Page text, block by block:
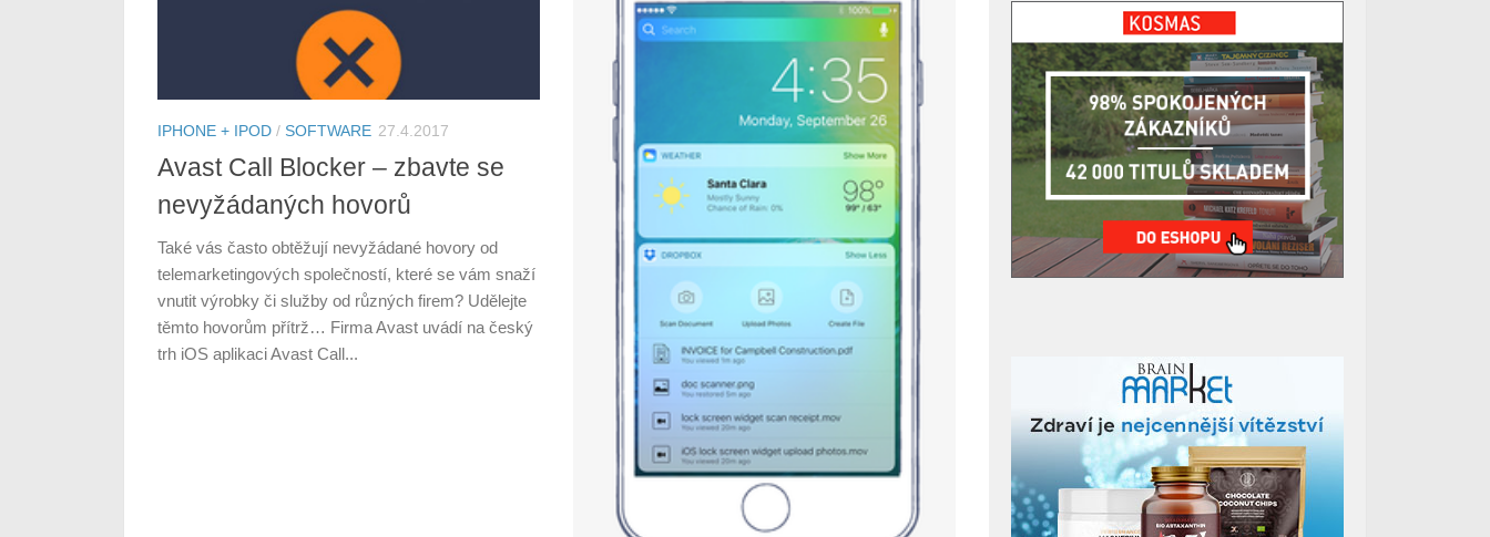
IPHONE + IPOD / SOFTWARE 27.4.2017
Avast Call Blocker – zbavte se
nevyžádaných hovorů
Také vás často obtěžují nevyžádané hovory od
telemarketingových společností, které se vám snaží
vnutit výrobky či služby od různých firem? Udělejte
těmto hovorům přítrž… Firma Avast uvádí na český
trh iOS aplikaci Avast Call...